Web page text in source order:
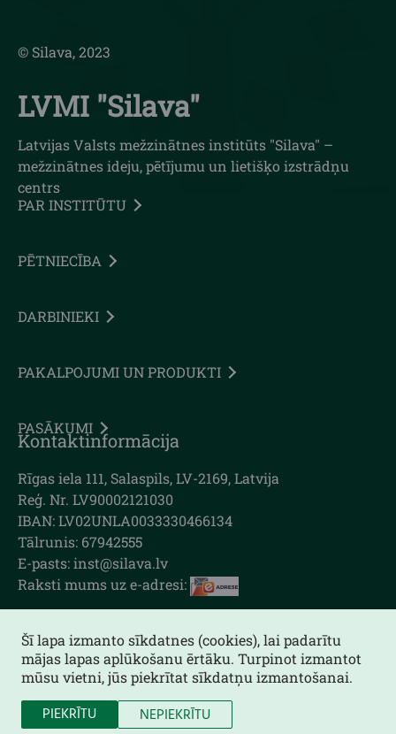
© Silava, 2023
LVMI "Silava"
Latvijas Valsts mežzinātnes institūts "Silava" –
mežzinātnes ideju, pētījumu un lietišķo izstrādņu
centrs
PAR INSTITŪTU
PĒTNIECĪBA
DARBINIEKI
PAKALPOJUMI UN PRODUKTI
PASĀKUMI
Kontaktinformācija
Rīgas iela 111, Salaspils, LV-2169, Latvija
Reģ. Nr. LV90002121030
IBAN: LV02UNLA0033330466134
Tālrunis: 67942555
E-pasts: inst@silava.lv
Raksti mums uz e-adresi:
Lapas karte
Šī lapa izmanto sīkdatnes (cookies), lai padarītu
mājas lapas aplūkošanu ērtāku. Turpinot izmantot
mūsu vietni, jūs piekrītat sīkdatņu izmantošanai.
PIEKRĪTU NEPIEKRĪTU